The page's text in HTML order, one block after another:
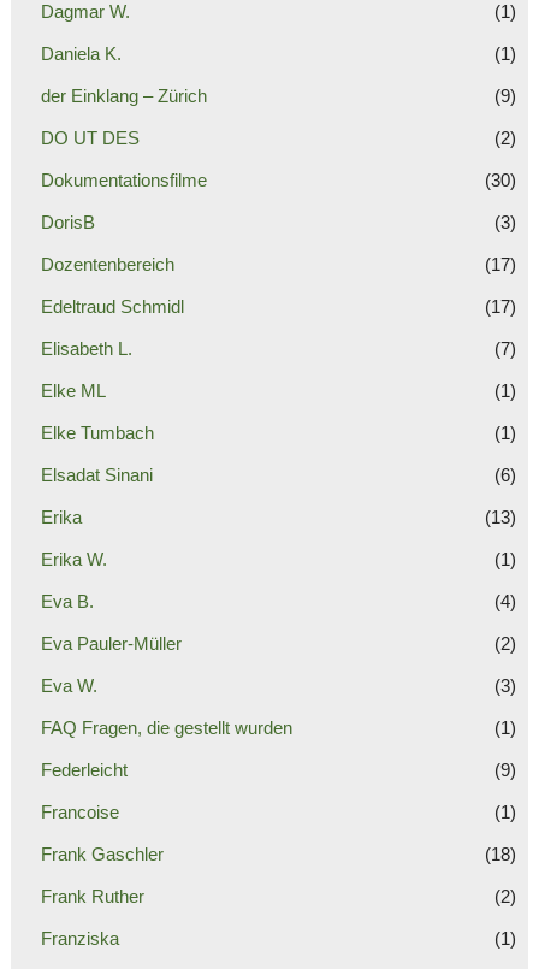
Dagmar W. (1)
Daniela K. (1)
der Einklang – Zürich (9)
DO UT DES (2)
Dokumentationsfilme (30)
DorisB (3)
Dozentenbereich (17)
Edeltraud Schmidl (17)
Elisabeth L. (7)
Elke ML (1)
Elke Tumbach (1)
Elsadat Sinani (6)
Erika (13)
Erika W. (1)
Eva B. (4)
Eva Pauler-Müller (2)
Eva W. (3)
FAQ Fragen, die gestellt wurden (1)
Federleicht (9)
Francoise (1)
Frank Gaschler (18)
Frank Ruther (2)
Franziska (1)